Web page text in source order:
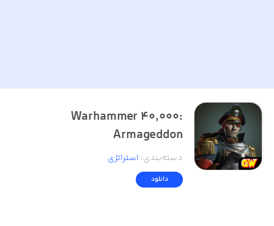
Warhammer 40,000:
Armageddon
دسته‌بندی: استراتژی
دانلود